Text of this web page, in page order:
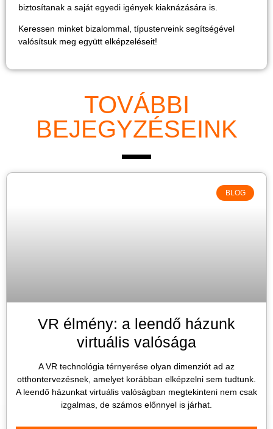
biztosítanak a saját egyedi igények kiaknázására is.
Keressen minket bizalommal, típusterveink segítségével
valósítsuk meg együtt elképzeléseit!
TOVÁBBI
BEJEGYZÉSEINK
BLOG
VR élmény: a leendő házunk
virtuális valósága
A VR technológia térnyerése olyan dimenziót ad az
otthontervezésnek, amelyet korábban elképzelni sem tudtunk.
A leendő házunkat virtuális valóságban megtekinteni nem csak
izgalmas, de számos előnnyel is járhat.